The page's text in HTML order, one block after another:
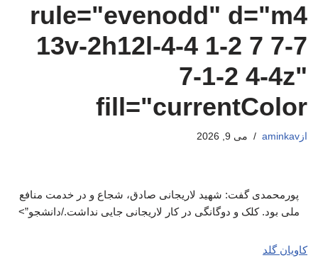
rule="evenodd" d="m4
13v-2h12l-4-4 1-2 7 7-7
7-1-2 4-4z"
fill="currentColor
از aminkav می 9, 2026
پورمحمدی گفت: شهید لاریجانی صادق، شجاع و در خدمت منافع
ملی بود. کلک و دوگانگی در کار لاریجانی جایی نداشت./دانشجو”>
کاویان گلد